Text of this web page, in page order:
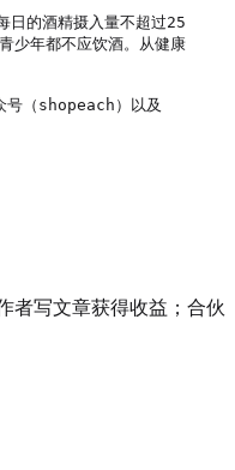
日的酒精摄入量不超过25
少年都不应饮酒。从健康
（shopeach）以及
者写文章获得收益；合伙